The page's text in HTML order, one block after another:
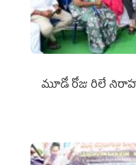
మూడో రోజు రిలే